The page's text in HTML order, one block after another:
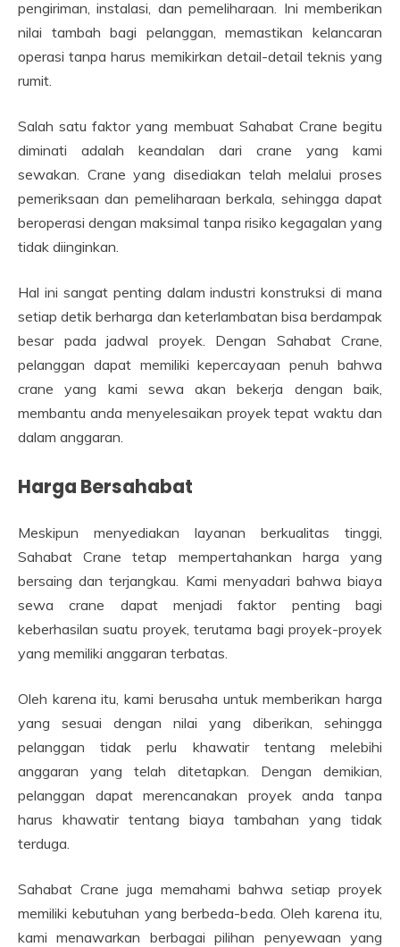
pengiriman, instalasi, dan pemeliharaan. Ini memberikan
nilai tambah bagi pelanggan, memastikan kelancaran
operasi tanpa harus memikirkan detail-detail teknis yang
rumit.
Salah satu faktor yang membuat Sahabat Crane begitu
diminati adalah keandalan dari crane yang kami
sewakan. Crane yang disediakan telah melalui proses
pemeriksaan dan pemeliharaan berkala, sehingga dapat
beroperasi dengan maksimal tanpa risiko kegagalan yang
tidak diinginkan.
Hal ini sangat penting dalam industri konstruksi di mana
setiap detik berharga dan keterlambatan bisa berdampak
besar pada jadwal proyek. Dengan Sahabat Crane,
pelanggan dapat memiliki kepercayaan penuh bahwa
crane yang kami sewa akan bekerja dengan baik,
membantu anda menyelesaikan proyek tepat waktu dan
dalam anggaran.
Harga Bersahabat
Meskipun menyediakan layanan berkualitas tinggi,
Sahabat Crane tetap mempertahankan harga yang
bersaing dan terjangkau. Kami menyadari bahwa biaya
sewa crane dapat menjadi faktor penting bagi
keberhasilan suatu proyek, terutama bagi proyek-proyek
yang memiliki anggaran terbatas.
Oleh karena itu, kami berusaha untuk memberikan harga
yang sesuai dengan nilai yang diberikan, sehingga
pelanggan tidak perlu khawatir tentang melebihi
anggaran yang telah ditetapkan. Dengan demikian,
pelanggan dapat merencanakan proyek anda tanpa
harus khawatir tentang biaya tambahan yang tidak
terduga.
Sahabat Crane juga memahami bahwa setiap proyek
memiliki kebutuhan yang berbeda-beda. Oleh karena itu,
kami menawarkan berbagai pilihan penyewaan yang